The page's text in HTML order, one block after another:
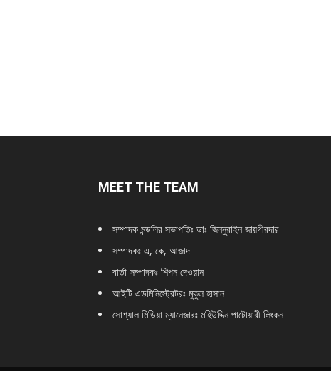
MEET THE TEAM
সম্পাদক মন্ডলির সভাপতিঃ ডাঃ জিন্নুরাইন জায়গীরদার
সম্পাদকঃ এ, কে, আজাদ
বার্তা সম্পাদকঃ শিপন দেওয়ান
আইটি এডমিনিস্ট্রেটরঃ মুকুল হাসান
সোশ্যাল মিডিয়া ম্যানেজারঃ মহিউদ্দিন পাটোয়ারী লিংকন